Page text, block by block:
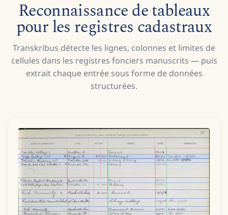
Reconnaissance de tableaux
pour les registres cadastraux
Transkribus détecte les lignes, colonnes et limites de
cellules dans les registres fonciers manuscrits — puis
extrait chaque entrée sous forme de données
structurées.